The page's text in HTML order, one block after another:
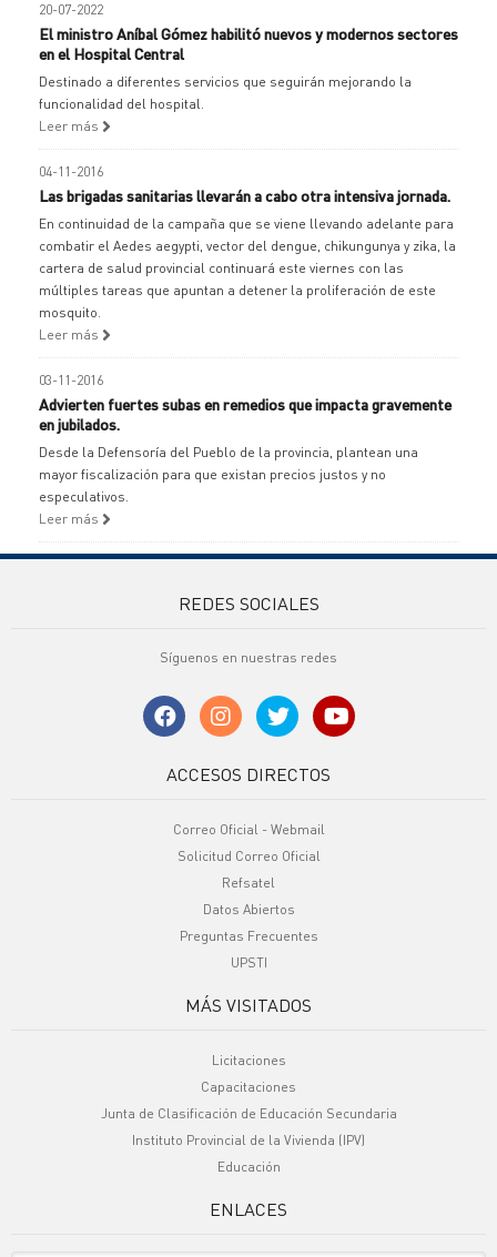
20-07-2022
El ministro Aníbal Gómez habilitó nuevos y modernos sectores
en el Hospital Central
Destinado a diferentes servicios que seguirán mejorando la
funcionalidad del hospital.
Leer más
04-11-2016
Las brigadas sanitarias llevarán a cabo otra intensiva jornada.
En continuidad de la campaña que se viene llevando adelante para
combatir el Aedes aegypti, vector del dengue, chikungunya y zika, la
cartera de salud provincial continuará este viernes con las
múltiples tareas que apuntan a detener la proliferación de este
mosquito.
Leer más
03-11-2016
Advierten fuertes subas en remedios que impacta gravemente
en jubilados.
Desde la Defensoría del Pueblo de la provincia, plantean una
mayor fiscalización para que existan precios justos y no
especulativos.
Leer más
REDES SOCIALES
Síguenos en nuestras redes
ACCESOS DIRECTOS
Correo Oficial - Webmail
Solicitud Correo Oficial
Refsatel
Datos Abiertos
Preguntas Frecuentes
UPSTI
MÁS VISITADOS
Licitaciones
Capacitaciones
Junta de Clasificación de Educación Secundaria
Instituto Provincial de la Vivienda (IPV)
Educación
ENLACES